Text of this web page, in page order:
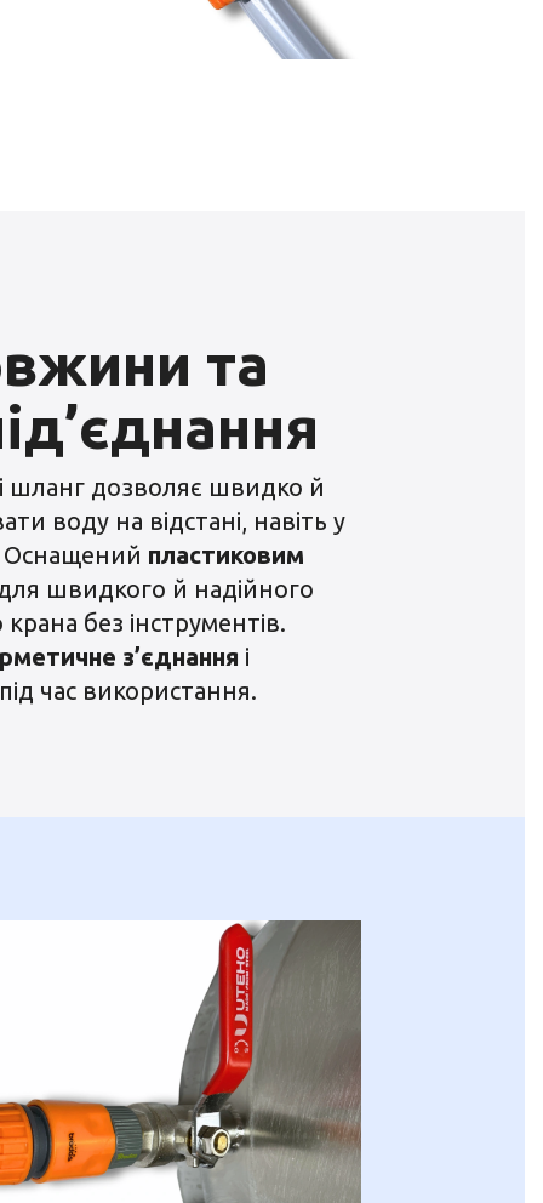
та
шланг дозволяє швидко й
воду на відстані, навіть у
Оснащений пластиковим
швидкого й надійного
без інструментів.
з’єднання і
час використання.